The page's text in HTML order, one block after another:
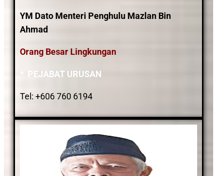
YM Dato Menteri Penghulu Mazlan Bin
Ahmad
Orang Besar Lingkungan
* PEJABAT URUSAN
Tel: +606 760 6194